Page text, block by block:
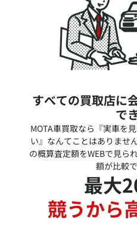
すべての買取店に
で
MOTA車買取なら『実車を
い』なんてことはありませ
の概算査定額をWEBで見ら
額が比較
最大
競うから